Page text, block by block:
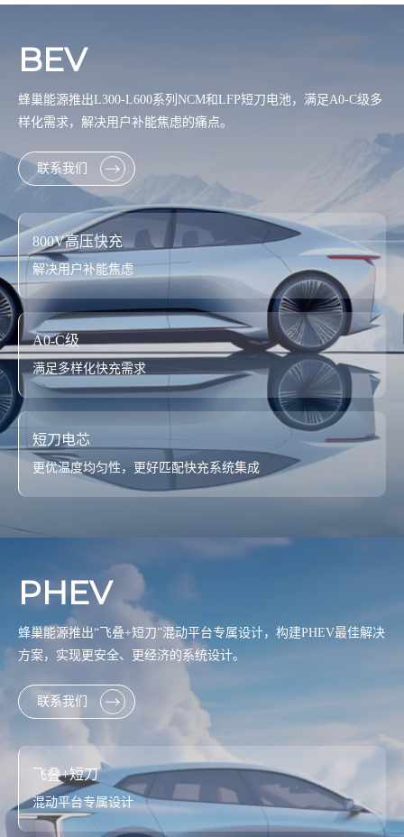
BEV
蜂巢能源推出L300-L600系列NCM和LFP短刀电池，满足A0-C级多
样化需求，解决用户补能焦虑的痛点。
联系我们
800V高压快充
解决用户补能焦虑
A0-C级
满足多样化快充需求
短刀电芯
更优温度均匀性，更好匹配快充系统集成
PHEV
蜂巢能源推出“飞叠+短刀”混动平台专属设计，构建PHEV最佳解决
方案，实现更安全、更经济的系统设计。
联系我们
飞叠+短刀
混动平台专属设计